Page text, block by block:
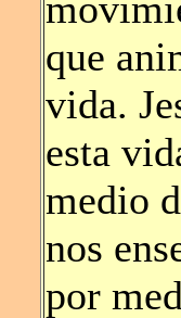
que
vida.
esta
medio
nos
por